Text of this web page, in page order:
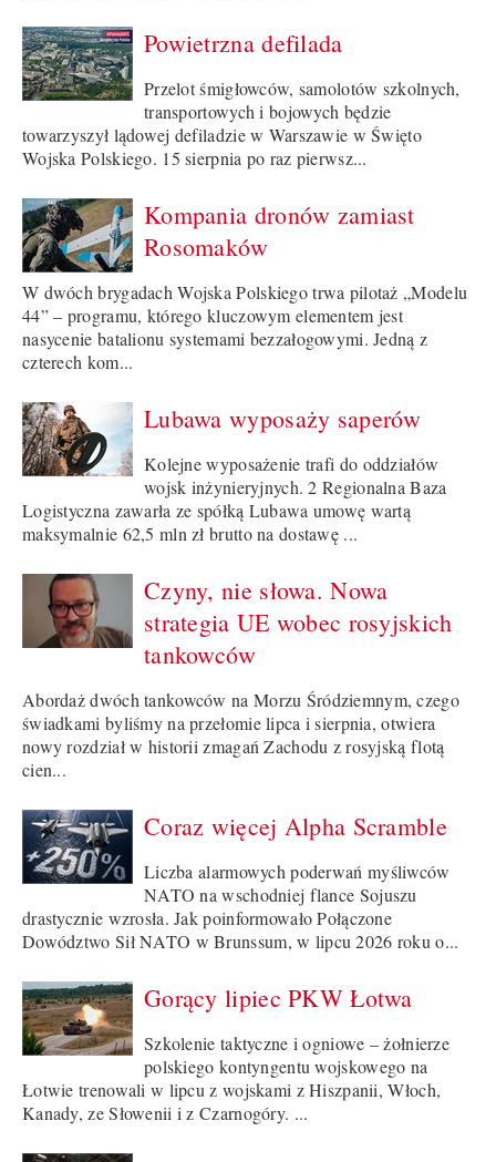
Powietrzna defilada
Przelot śmigłowców, samolotów szkolnych,
transportowych i bojowych będzie
towarzyszył lądowej defiladzie w Warszawie w Święto
Wojska Polskiego. 15 sierpnia po raz pierwsz...
Kompania dronów zamiast
Rosomaków
W dwóch brygadach Wojska Polskiego trwa pilotaż „Modelu
44” – programu, którego kluczowym elementem jest
nasycenie batalionu systemami bezzałogowymi. Jedną z
czterech kom...
Lubawa wyposaży saperów
Kolejne wyposażenie trafi do oddziałów
wojsk inżynieryjnych. 2 Regionalna Baza
Logistyczna zawarła ze spółką Lubawa umowę wartą
maksymalnie 62,5 mln zł brutto na dostawę ...
Czyny, nie słowa. Nowa
strategia UE wobec rosyjskich
tankowców
Abordaż dwóch tankowców na Morzu Śródziemnym, czego
świadkami byliśmy na przełomie lipca i sierpnia, otwiera
nowy rozdział w historii zmagań Zachodu z rosyjską flotą
cien...
Coraz więcej Alpha Scramble
Liczba alarmowych poderwań myśliwców
NATO na wschodniej flance Sojuszu
drastycznie wzrosła. Jak poinformowało Połączone
Dowództwo Sił NATO w Brunssum, w lipcu 2026 roku o...
Gorący lipiec PKW Łotwa
Szkolenie taktyczne i ogniowe – żołnierze
polskiego kontyngentu wojskowego na
Łotwie trenowali w lipcu z wojskami z Hiszpanii, Włoch,
Kanady, ze Słowenii i z Czarnogóry. ...